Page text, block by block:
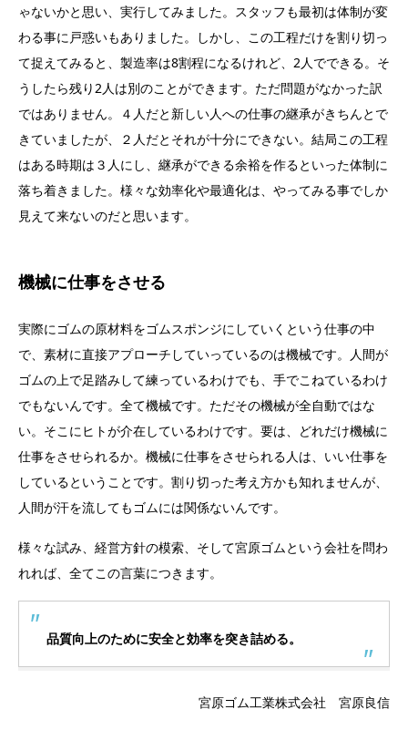
ゃないかと思い、実行してみました。スタッフも最初は体制が変
わる事に戸惑いもありました。しかし、この工程だけを割り切っ
て捉えてみると、製造率は8割程になるけれど、2人でできる。そ
うしたら残り2人は別のことができます。ただ問題がなかった訳
ではありません。４人だと新しい人への仕事の継承がきちんとで
きていましたが、２人だとそれが十分にできない。結局この工程
はある時期は３人にし、継承ができる余裕を作るといった体制に
落ち着きました。様々な効率化や最適化は、やってみる事でしか
見えて来ないのだと思います。
機械に仕事をさせる
実際にゴムの原材料をゴムスポンジにしていくという仕事の中
で、素材に直接アプローチしていっているのは機械です。人間が
ゴムの上で足踏みして練っているわけでも、手でこねているわけ
でもないんです。全て機械です。ただその機械が全自動ではな
い。そこにヒトが介在しているわけです。要は、どれだけ機械に
仕事をさせられるか。機械に仕事をさせられる人は、いい仕事を
しているということです。割り切った考え方かも知れませんが、
人間が汗を流してもゴムには関係ないんです。
様々な試み、経営方針の模索、そして宮原ゴムという会社を問わ
れれば、全てこの言葉につきます。
品質向上のために安全と効率を突き詰める。
宮原ゴム工業株式会社 宮原良信